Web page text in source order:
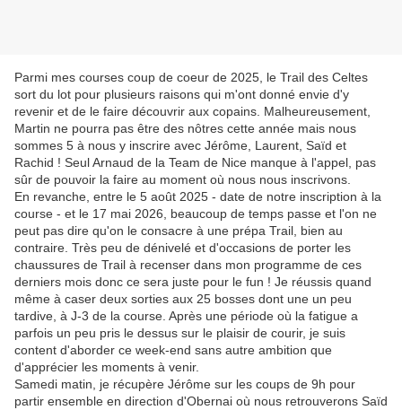
Parmi mes courses coup de coeur de 2025, le Trail des Celtes
sort du lot pour plusieurs raisons qui m'ont donné envie d'y
revenir et de le faire découvrir aux copains. Malheureusement,
Martin ne pourra pas être des nôtres cette année mais nous
sommes 5 à nous y inscrire avec Jérôme, Laurent, Saïd et
Rachid ! Seul Arnaud de la Team de Nice manque à l'appel, pas
sûr de pouvoir la faire au moment où nous nous inscrivons.
En revanche, entre le 5 août 2025 - date de notre inscription à la
course - et le 17 mai 2026, beaucoup de temps passe et l'on ne
peut pas dire qu'on le consacre à une prépa Trail, bien au
contraire. Très peu de dénivelé et d'occasions de porter les
chaussures de Trail à recenser dans mon programme de ces
derniers mois donc ce sera juste pour le fun ! Je réussis quand
même à caser deux sorties aux 25 bosses dont une un peu
tardive, à J-3 de la course. Après une période où la fatigue a
parfois un peu pris le dessus sur le plaisir de courir, je suis
content d'aborder ce week-end sans autre ambition que
d'apprécier les moments à venir.
Samedi matin, je récupère Jérôme sur les coups de 9h pour
partir ensemble en direction d'Obernai où nous retrouverons Saïd